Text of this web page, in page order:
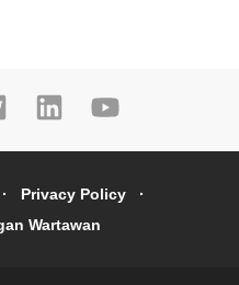
Privacy Policy
Wartawan